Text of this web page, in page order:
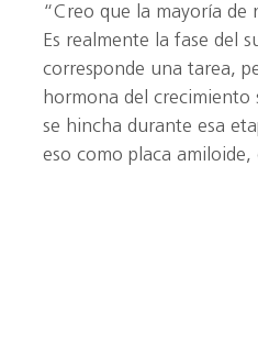
“Creo que la mayoría de
Es realmente la fase del
corresponde una tarea,
hormona del crecimiento
se hincha durante esa
eso como placa